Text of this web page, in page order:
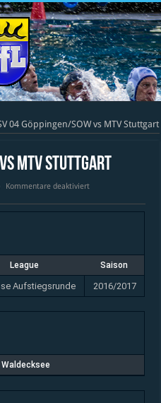
04 Göppingen/SOW vs MTV Stuttgart
vs MTV Stuttgart
Kommentare deaktiviertfür
04
Göppingen/SOW
League Saison
Aufstiegsrunde 2016/2017
Waldecksee